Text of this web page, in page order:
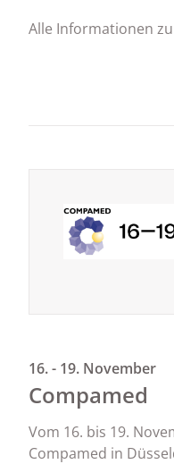
Alle Informationen
16. - 19. November
Compamed
Vom 16. bis 19.
Compamed in